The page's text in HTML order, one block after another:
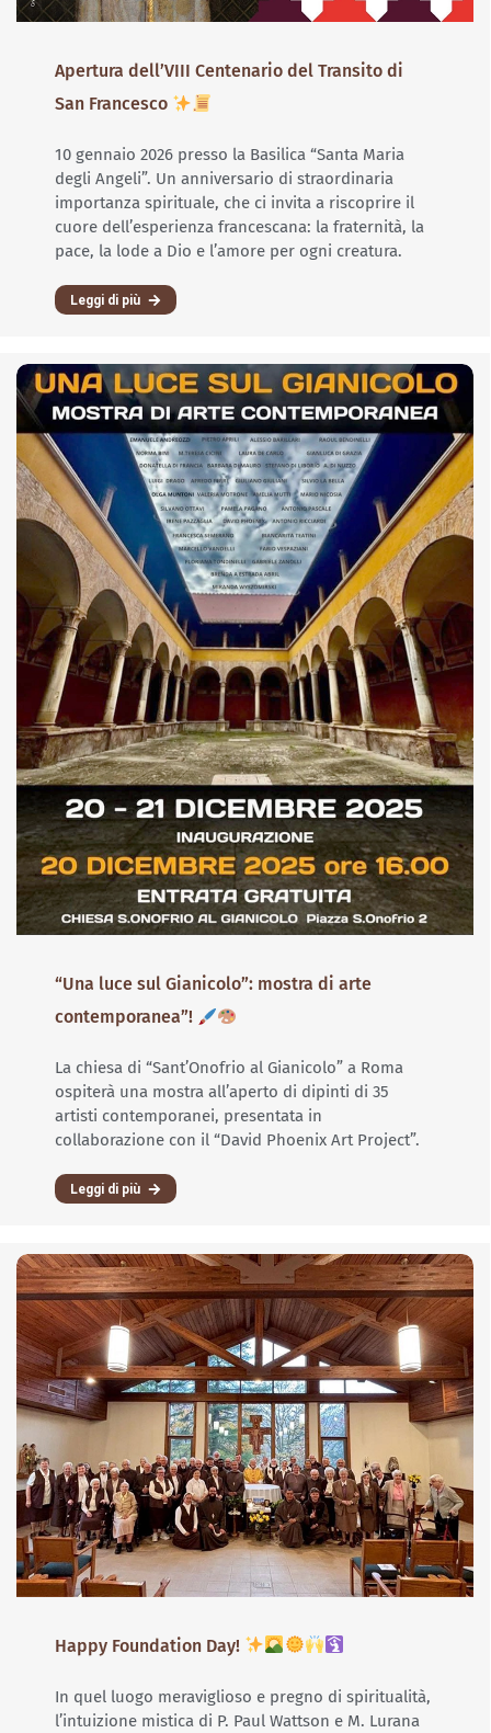
Apertura dell’VIII Centenario del Transito di
San Francesco
10 gennaio 2026 presso la Basilica “Santa Maria
degli Angeli”. Un anniversario di straordinaria
importanza spirituale, che ci invita a riscoprire il
cuore dell’esperienza francescana: la fraternità, la
pace, la lode a Dio e l’amore per ogni creatura.
Leggi di più
“Una luce sul Gianicolo”: mostra di arte
contemporanea”!
La chiesa di “Sant’Onofrio al Gianicolo” a Roma
ospiterà una mostra all’aperto di dipinti di 35
artisti contemporanei, presentata in
collaborazione con il “David Phoenix Art Project”.
Leggi di più
Happy Foundation Day!
In quel luogo meraviglioso e pregno di spiritualità,
l’intuizione mistica di P. Paul Wattson e M. Lurana